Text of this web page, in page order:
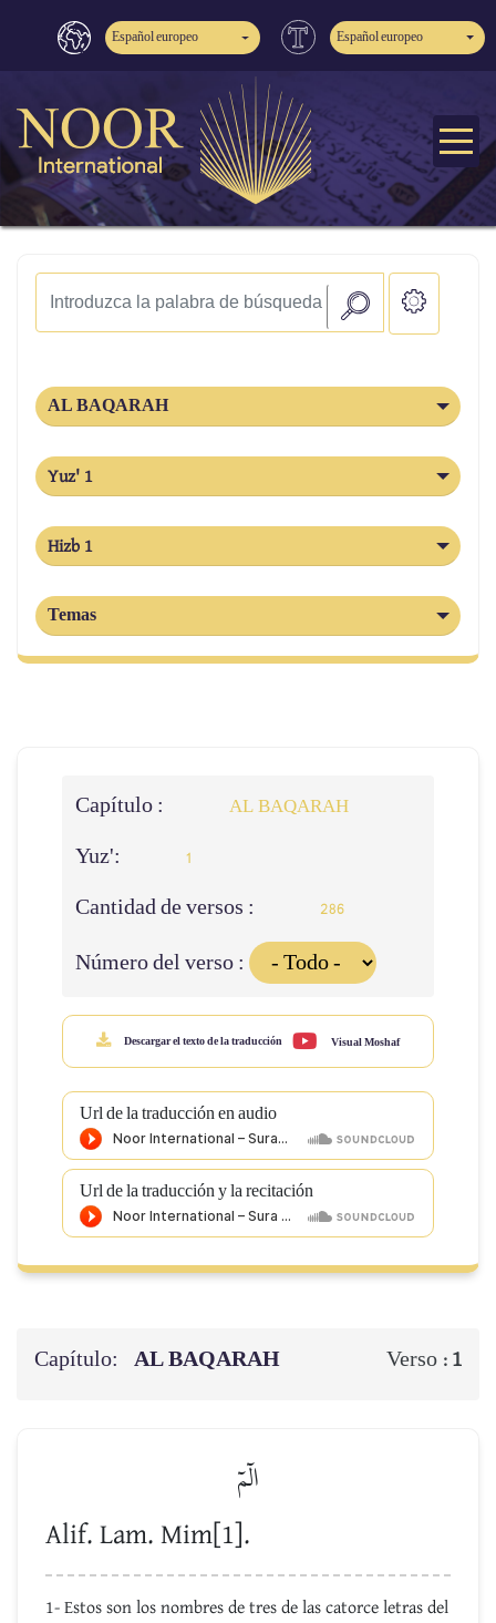
Español europeo Español europeo
AL BAQARAH
Yuz' 1
Hizb 1
Temas
Capítulo : AL BAQARAH
Yuz': 1
Cantidad de versos : 286
Número del verso :
Descargar el texto de la traducción Visual Moshaf
Url de la traducción en audio
Url de la traducción y la recitación
Capítulo: AL BAQARAH Verso : 1
الٓمٓ
Alif. Lam. Mim[1].
1- Estos son los nombres de tres de las catorce letras del